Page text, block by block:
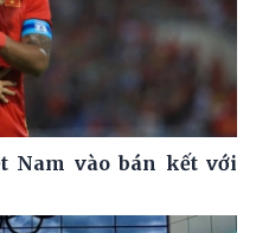
Nam vào bán kết với